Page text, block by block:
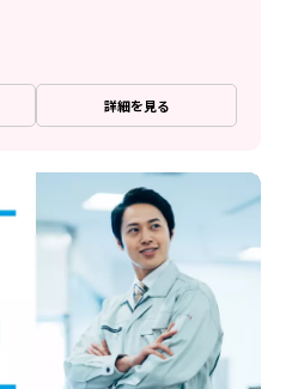
詳細を見る